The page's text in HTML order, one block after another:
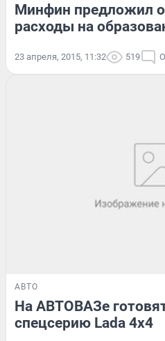
Минфин предложил
расходы на
23 апреля, 2015, 11:32 519
АВТО
На АВТОВАЗе
спецсерию Lada 4x4